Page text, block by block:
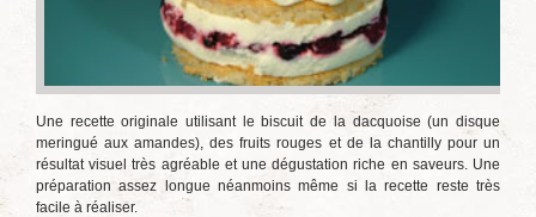
Une recette originale utilisant le biscuit de la dacquoise (un disque
meringué aux amandes), des fruits rouges et de la chantilly pour un
résultat visuel très agréable et une dégustation riche en saveurs. Une
préparation assez longue néanmoins même si la recette reste très
facile à réaliser.